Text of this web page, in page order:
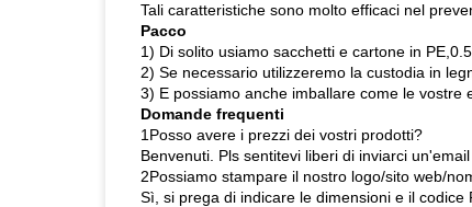
Tali caratteristiche sono molto efficaci nel
Pacco
1) Di solito usiamo sacchetti e cartone in
2) Se necessario utilizzeremo la custodia in
3) E possiamo anche imballare come le vostre
Domande frequenti
1Posso avere i prezzi dei vostri prodotti?
Benvenuti. Pls sentitevi liberi di inviarci
2Possiamo stampare il nostro logo/sito web/
Sì, si prega di indicare le dimensioni e il codice